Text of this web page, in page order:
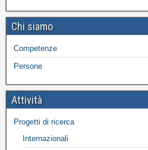
Chi siamo
Competenze
Persone
Attività
Progetti di ricerca
Internazionali